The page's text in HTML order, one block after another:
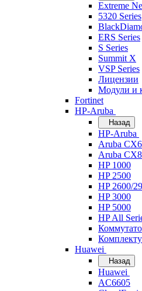
Extreme
5320 Series
ERS Series
S Series
Summit X
VSP Series
Лицензии
Модули и
Fortinet
HP-Aruba
Назад
HP-Aruba
Aruba
Aruba
HP 1000
HP 2500
HP 2600/
HP 3000
HP 5000
HP All
Huawei
Назад
Huawei
AC6605